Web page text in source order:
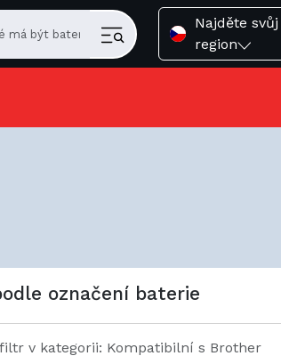
Najděte svůj
region
označení baterie